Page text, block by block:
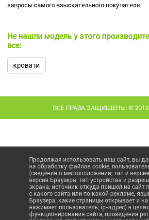
запросы самого взыскательного покупателя.
Не нашли модель у этого
все:
кровати
ВСЕ ПРАВА ЗАЩИЩЕНЫ. ©
Продолжая использовать наш сайт, вы
на обработку файлов cookie,
(сведения о местоположении; тип и
версия Браузера; тип устройства и
экрана; источник откуда пришел на сайт
с какого сайта или по какой рекламе;
Браузера; какие страницы открывает и
нажимает пользователь; ip-адрес) в целях
функционирования сайта, проведения